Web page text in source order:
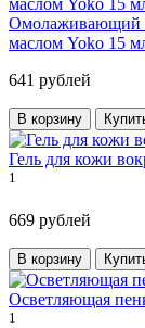
Омолаживающий
маслом Yoko 15
641 рублей
В корзину
Гель для кожи
1
669 рублей
В корзину
Осветляющая
1